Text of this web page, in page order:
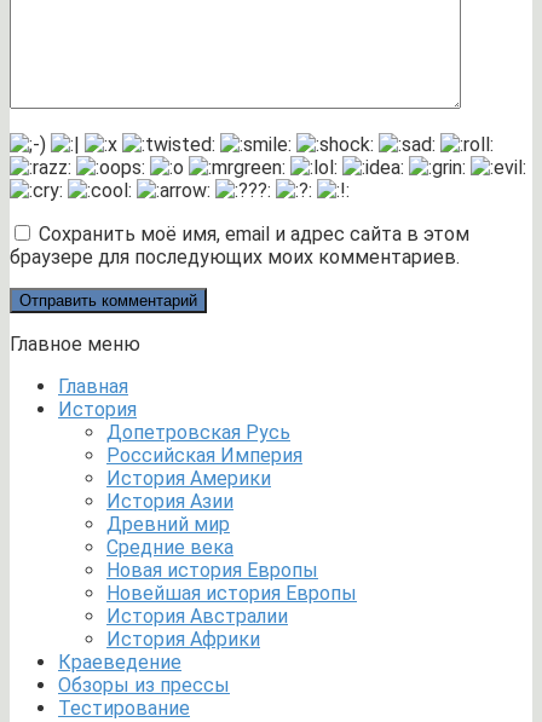
Сохранить моё имя, email и адрес сайта в этом
браузере для последующих моих комментариев.
Главное меню
Главная
История
Допетровская Русь
Российская Империя
История Америки
История Азии
Древний мир
Средние века
Новая история Европы
Новейшая история Европы
История Австралии
История Африки
Краеведение
Обзоры из прессы
Тестирование